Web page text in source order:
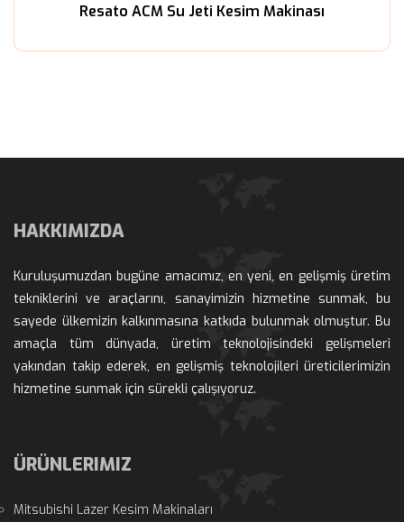
Resato ACM Su Jeti Kesim Makinası
HAKKIMIZDA
Kuruluşumuzdan bugüne amacımız, en yeni, en gelişmiş üretim
tekniklerini ve araçlarını, sanayimizin hizmetine sunmak, bu
ayede ülkemizin kalkınmasına katkıda bulunmak olmuştur. Bu
amaçla tüm dünyada, üretim teknolojisindeki gelişmeleri
yakından takip ederek, en gelişmiş teknolojileri üreticilerimizin
hizmetine sunmak için sürekli çalışıyoruz.
ÜRÜNLERIMIZ
Mitsubishi Lazer Kesim Makinaları